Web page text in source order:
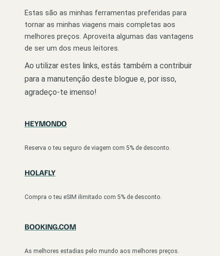
Estas são as minhas ferramentas preferidas para
tornar as minhas viagens mais completas aos
melhores preços. Aproveita algumas das vantagens
de ser um dos meus leitores.
Ao utilizar estes links, estás também a contribuir
para a manutenção deste blogue e, por isso,
agradeço-te imenso!
HEYMONDO
Reserva o teu seguro de viagem com 5% de desconto.
HOLAFLY
Compra o teu eSIM ilimitado com 5% de desconto.
BOOKING.COM
As melhores estadias pelo mundo aos melhores preços.